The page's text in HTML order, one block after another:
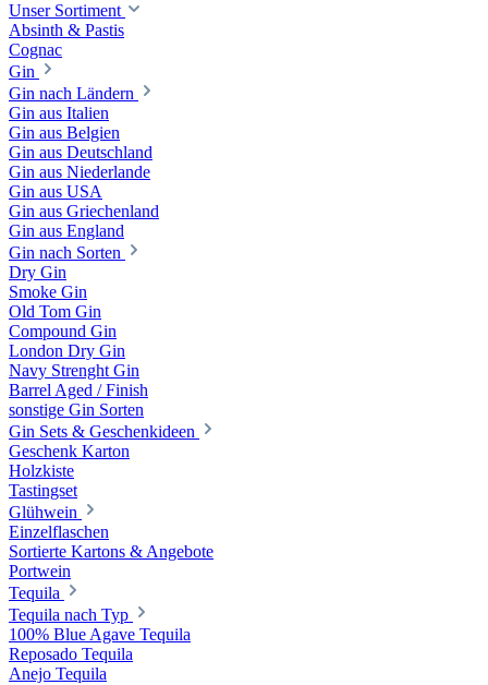
Unser Sortiment
Absinth & Pastis
Cognac
Gin
Gin nach Ländern
Gin aus Italien
Gin aus Belgien
Gin aus Deutschland
Gin aus Niederlande
Gin aus USA
Gin aus Griechenland
Gin aus England
Gin nach Sorten
Dry Gin
Smoke Gin
Old Tom Gin
Compound Gin
London Dry Gin
Navy Strenght Gin
Barrel Aged / Finish
sonstige Gin Sorten
Gin Sets & Geschenkideen
Geschenk Karton
Holzkiste
Tastingset
Glühwein
Einzelflaschen
Sortierte Kartons & Angebote
Portwein
Tequila
Tequila nach Typ
100% Blue Agave Tequila
Reposado Tequila
Anejo Tequila